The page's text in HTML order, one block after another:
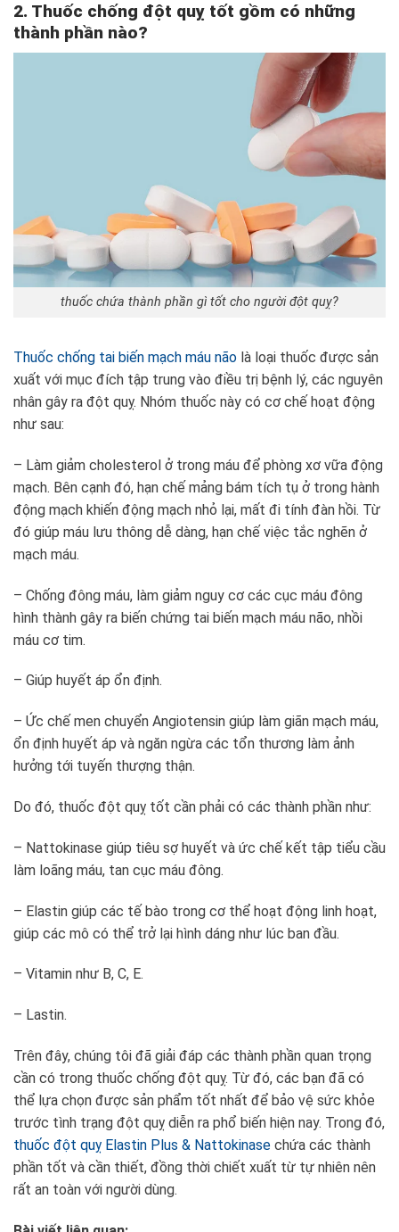
2. Thuốc chống đột quỵ tốt gồm có những
thành phần nào?
thuốc chứa thành phần gì tốt cho người đột quỵ?
Thuốc chống tai biến mạch máu não là loại thuốc được sản
xuất với mục đích tập trung vào điều trị bệnh lý, các nguyên
nhân gây ra đột quỵ. Nhóm thuốc này có cơ chế hoạt động
như sau:
– Làm giảm cholesterol ở trong máu để phòng xơ vữa động
mạch. Bên cạnh đó, hạn chế mảng bám tích tụ ở trong hành
động mạch khiến động mạch nhỏ lại, mất đi tính đàn hồi. Từ
đó giúp máu lưu thông dễ dàng, hạn chế việc tắc nghẽn ở
mạch máu.
– Chống đông máu, làm giảm nguy cơ các cục máu đông
hình thành gây ra biến chứng tai biến mạch máu não, nhồi
máu cơ tim.
– Giúp huyết áp ổn định.
– Ức chế men chuyển Angiotensin giúp làm giãn mạch máu,
ổn định huyết áp và ngăn ngừa các tổn thương làm ảnh
hưởng tới tuyến thượng thận.
Do đó, thuốc đột quỵ tốt cần phải có các thành phần như:
– Nattokinase giúp tiêu sợ huyết và ức chế kết tập tiểu cầu
làm loãng máu, tan cục máu đông.
– Elastin giúp các tế bào trong cơ thể hoạt động linh hoạt,
giúp các mô có thể trở lại hình dáng như lúc ban đầu.
– Vitamin như B, C, E.
– Lastin.
Trên đây, chúng tôi đã giải đáp các thành phần quan trọng
cần có trong thuốc chống đột quỵ. Từ đó, các bạn đã có
thể lựa chọn được sản phẩm tốt nhất để bảo vệ sức khỏe
trước tình trạng đột quỵ diễn ra phổ biến hiện nay. Trong đó,
thuốc đột quỵ Elastin Plus & Nattokinase chứa các thành
phần tốt và cần thiết, đồng thời chiết xuất từ tự nhiên nên
rất an toàn với người dùng.